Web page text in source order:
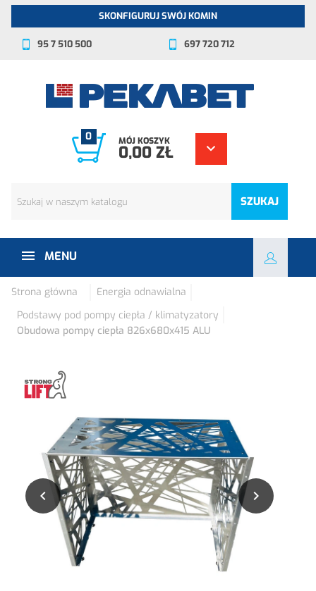
SKONFIGURUJ SWÓJ KOMIN
95 7 510 500 697 720 712
SZUKAJ
0 MÓJ KOSZYK
0,00 ZŁ
MENU
Strona główna
Energia odnawialna
Podstawy pod pompy ciepła / klimatyzatory
Obudowa pompy ciepła 826x680x415 ALU
 